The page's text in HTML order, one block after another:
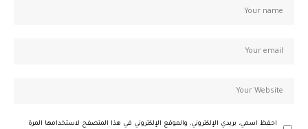
احفظ اسمي، بريدي الإلكتروني، والموقع الإلكتروني في هذا المتصفح لاستخدامها المرة